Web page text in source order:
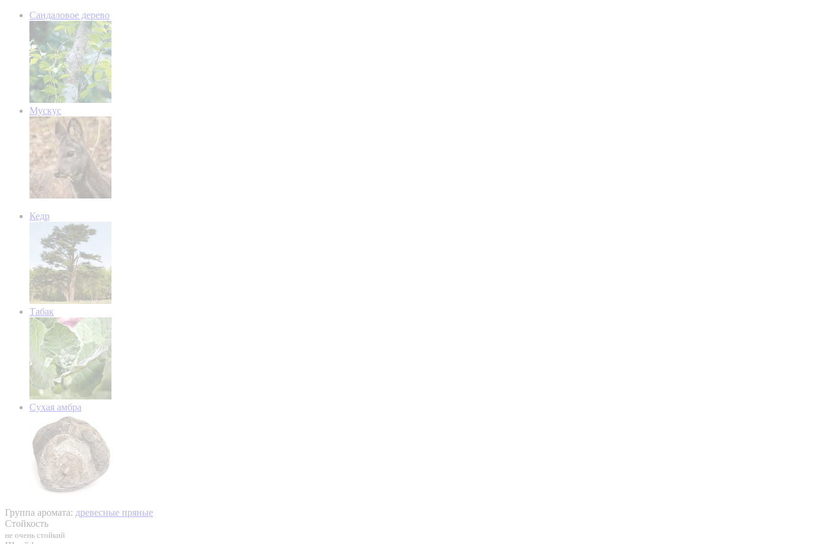
Сандаловое дерево
Мускус
Кедр
Табак
Сухая амбра
Группа аромата: древесные пряные
Стойкость
не очень стойкий